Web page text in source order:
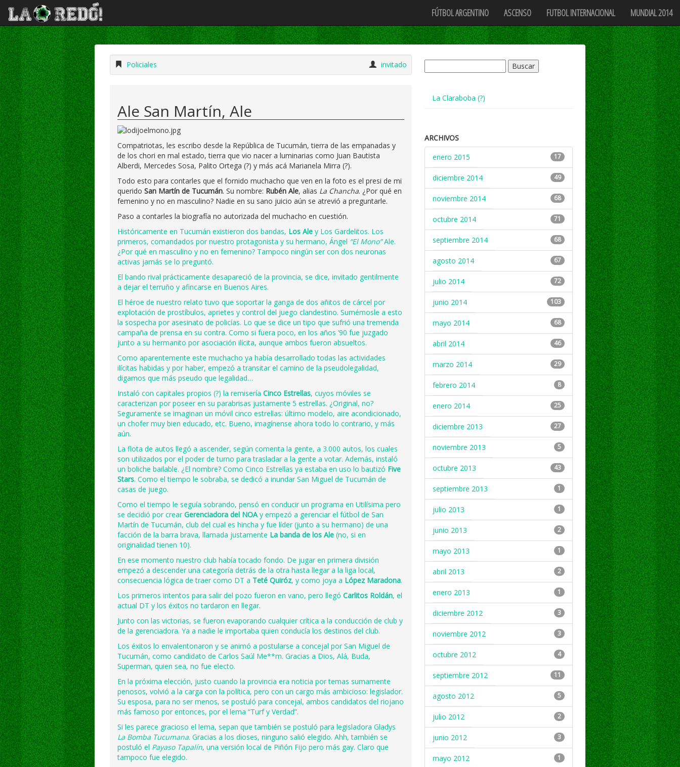
FÚTBOL ARGENTINO ASCENSO FUTBOL INTERNACIONAL MUNDIAL 2014
Policiales invitado
Ale San Martín, Ale
Compatriotas, les escribo desde la República de Tucumán, tierra de las empanadas y
de los chori en mal estado, tierra que vio nacer a luminarias como Juan Bautista
Alberdi, Mercedes Sosa, Palito Ortega (?) y más acá Marianela Mirra (?).
Todo esto para contarles que el fornido muchacho que ven en la foto es el presi de mi
querido San Martín de Tucumán. Su nombre: Rubén Ale, alias La Chancha. ¿Por qué en
femenino y no en masculino? Nadie en su sano juicio aún se atrevió a preguntarle.
Paso a contarles la biografía no autorizada del muchacho en cuestión.
Históricamente en Tucumán existieron dos bandas, Los Ale y Los Gardelitos. Los
primeros, comandados por nuestro protagonista y su hermano, Ángel “El Mono”Ale.
¿Por qué en masculino y no en femenino? Tampoco ningún ser con dos neuronas
activas jamás se lo preguntó.
El bando rival prácticamente desapareció de la provincia, se dice, invitado gentilmente
a dejar el terruño y afincarse en Buenos Aires.
El héroe de nuestro relato tuvo que soportar la ganga de dos añitos de cárcel por
explotación de prostíbulos, aprietes y control del juego clandestino. Sumémosle a esto
la sospecha por asesinato de policías. Lo que se dice un tipo que sufrió una tremenda
campaña de prensa en su contra. Como si fuera poco, en los años ‘90 fue juzgado
junto a su hermanito por asociación ilícita, aunque ambos fueron absueltos.
Como aparentemente este muchacho ya había desarrollado todas las actividades
ilícitas habidas y por haber, empezó a transitar el camino de la pseudolegalidad,
digamos que más pseudo que legalidad…
Instaló con capitales propios (?) la remisería Cinco Estrellas, cuyos móviles se
caracterizan por poseer en su parabrisas justamente 5 estrellas. ¿Original, no?
Seguramente se imaginan un móvil cinco estrellas: último modelo, aire acondicionado,
un chofer muy bien educado, etc. Bueno, imagínense ahora todo lo contrario, y más
aún.
La flota de autos llegó a ascender, según comenta la gente, a 3.000 autos, los cuales
son utilizados por el poder de turno para trasladar a la gente a votar. Además, instaló
un boliche bailable. ¿El nombre? Como Cinco Estrellas ya estaba en uso lo bautizó Five
Stars. Como el tiempo le sobraba, se dedicó a inundar San Miguel de Tucumán de
casas de juego.
Como el tiempo le seguía sobrando, pensó en conducir un programa en Utilísima pero
se decidió por crear Gerenciadora del NOAy empezó a gerenciar el fútbol de San
Martín de Tucumán, club del cual es hincha y fue líder (junto a su hermano) de una
facción de la barra brava, llamada justamente La banda de los Ale (no, si en
originalidad tienen 10).
En ese momento nuestro club había tocado fondo. De jugar en primera división
empezó a descender una categoría detrás de la otra hasta llegar a la liga local,
consecuencia lógica de traer como DT a Teté Quiróz, y como joya a López Maradona.
Los primeros intentos para salir del pozo fueron en vano, pero llegó Carlitos Roldán, el
actual DT y los éxitos no tardaron en llegar.
Junto con las victorias, se fueron evaporando cualquier crítica a la conducción de club y
de la gerenciadora. Ya a nadie le importaba quien conducía los destinos del club.
Los éxitos lo envalentonaron y se animó a postularse a concejal por San Miguel de
Tucumán, como candidato de Carlos Saúl Me**m. Gracias a Dios, Alá, Buda,
Superman, quien sea, no fue electo.
En la próxima elección, justo cuando la provincia era noticia por temas sumamente
penosos, volvió a la carga con la política, pero con un cargo más ambicioso: legislador.
Su esposa, para no ser menos, se postuló para concejal, ambos candidatos del riojano
más famoso por entonces, por el lema “Turf y Verdad”.
Si les parece gracioso el lema, sepan que también se postuló para legisladora Gladys
La Bomba Tucumana. Gracias a los dioses, ninguno salió elegido. Ahh, también se
postuló el Payaso Tapalín, una versión local de Piñón Fijo pero más gay. Claro que
tampoco fue elegido.
La Claraboba (?)
ARCHIVOS
enero 2015
17
diciembre 2014 49
noviembre 2014 68
octubre 2014 71
septiembre 2014 68
agosto 2014 67
julio 2014 72
junio 2014 103
mayo 2014 68
abril 2014 46
marzo 2014 29
febrero 2014 8
enero 2014 25
diciembre 2013 27
noviembre 2013 5
octubre 2013 43
septiembre 2013 1
julio 2013 1
junio 2013 2
mayo 2013 1
abril 2013 2
enero 2013 1
diciembre 2012 3
noviembre 2012 3
octubre 2012 4
septiembre 2012 11
agosto 2012 5
julio 2012 2
junio 2012 3
mayo 2012 1